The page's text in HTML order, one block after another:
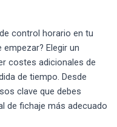
control horario en tu
Elegir un
costes adicionales de
de tiempo. Desde
clave que debes
de fichaje más adecuado